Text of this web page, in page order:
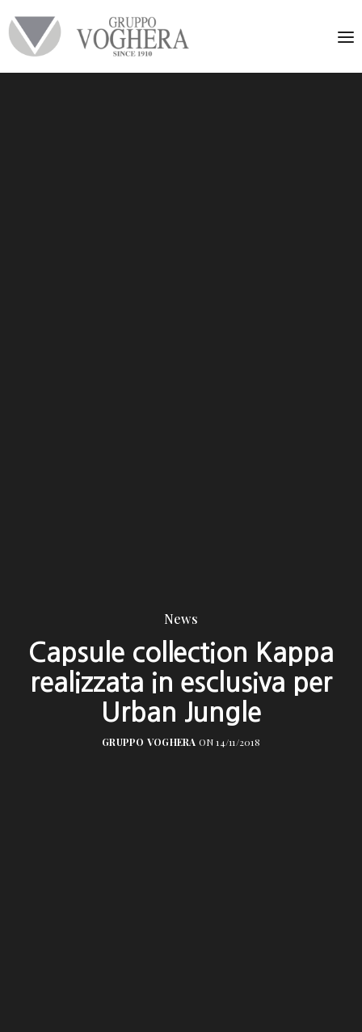
News
Capsule collection Kappa
realizzata in esclusiva per
Urban Jungle
GRUPPO VOGHERA ON 14/11/2018